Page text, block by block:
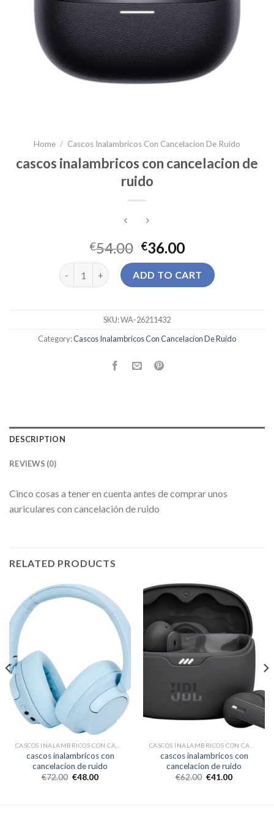
Home / Cascos Inalambricos Con Cancelacion De Ruido
cascos inalambricos con cancelacion de
ruido
€54.00 €36.00
cascos inalambricos con cancelacion de ruido
ADD TO CART
SKU:WA-26211432
Category:Cascos Inalambricos Con Cancelacion De Ruido
DESCRIPTION
REVIEWS (0)
Cinco cosas a tener en cuenta antes de comprar unos
auriculares con cancelación de ruido
RELATED PRODUCTS
cascos inalambricos con
cancelacion de ruido
€72.00 €48.00
cascos inalambricos con
cancelacion de ruido
€62.00 €41.00